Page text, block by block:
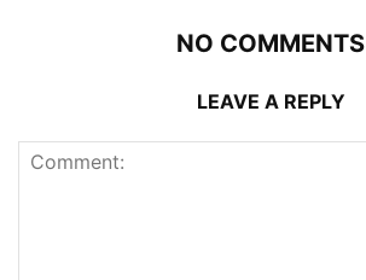
NO COMMENTS
LEAVE A REPLY